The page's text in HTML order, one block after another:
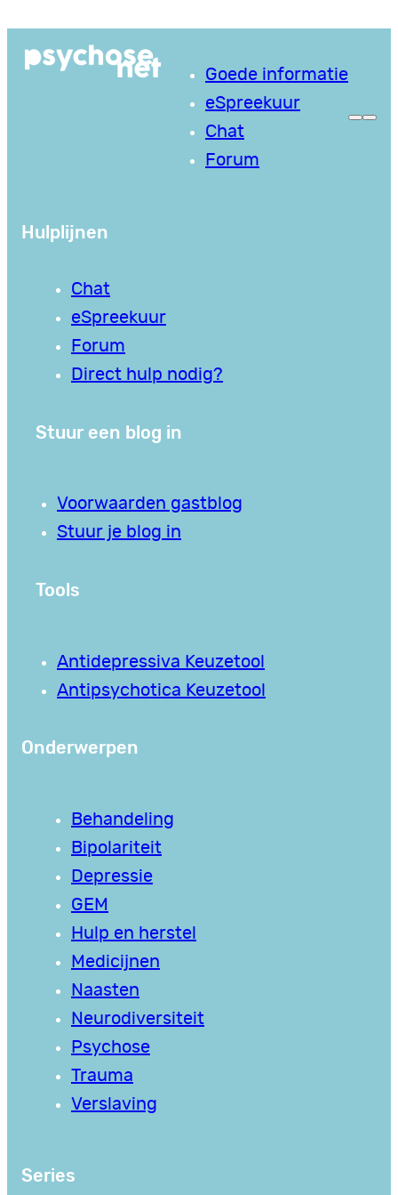
naar
Goede informatie
eSpreekuur
Chat
Forum
Hulplijnen
Chat
eSpreekuur
Forum
Direct hulp nodig?
Stuur een blog in
Voorwaarden gastblog
Stuur je blog in
Tools
Antidepressiva Keuzetool
Antipsychotica Keuzetool
Onderwerpen
Behandeling
Bipolariteit
Depressie
GEM
Hulp en herstel
Medicijnen
Naasten
Neurodiversiteit
Psychose
Trauma
Verslaving
Series